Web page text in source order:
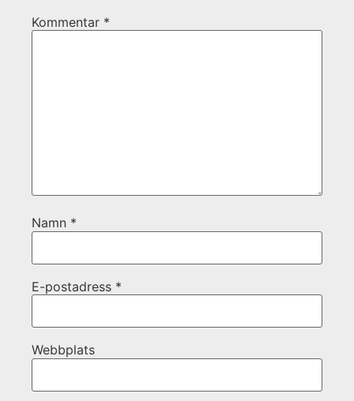
Kommentar *
Namn *
E-postadress *
Webbplats